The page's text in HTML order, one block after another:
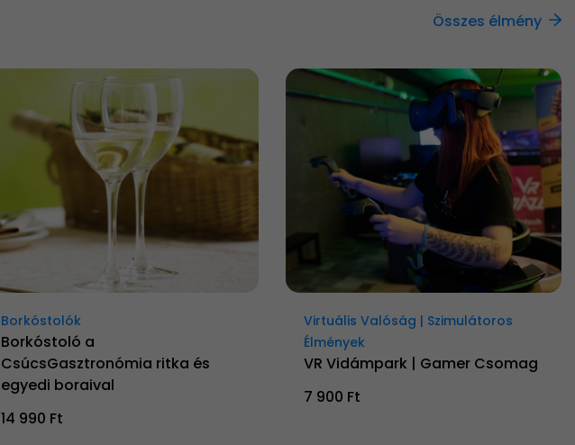
Összes élmény
Borkóstolók
Borkóstoló a
CsúcsGasztronómia ritka és
egyedi boraival
14 990 Ft
Virtuális Valóság | Szimulátoros
Élmények
VR Vidámpark | Gamer Csomag
7 900 Ft